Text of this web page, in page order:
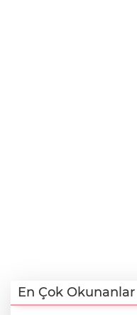
En Çok Okunanlar